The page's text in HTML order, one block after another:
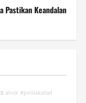
Pastikan Keandalan
ahok #poldakalsel